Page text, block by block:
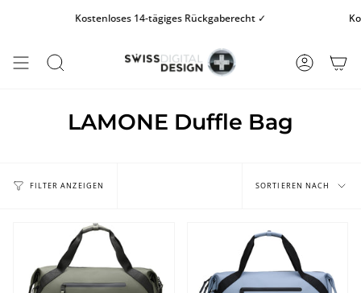
Kostenloses 14-tägiges Rückgaberecht ✓
SUCHE KONTO
LAMONE Duffle Bag
FILTER ANZEIGEN
nach
SORTIEREN NACH